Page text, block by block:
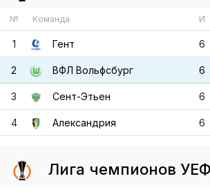
№ Команда И
1 Гент 6
2 ВФЛ Вольфсбург 6
3 Сент-Этьен 6
4 Александрия 6
Лига чемпионов